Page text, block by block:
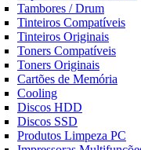
Tambores / Drum
Tinteiros Compatíveis
Tinteiros Originais
Toners Compatíveis
Toners Originais
Cartões de Memória
Cooling
Discos HDD
Discos SSD
Produtos Limpeza PC